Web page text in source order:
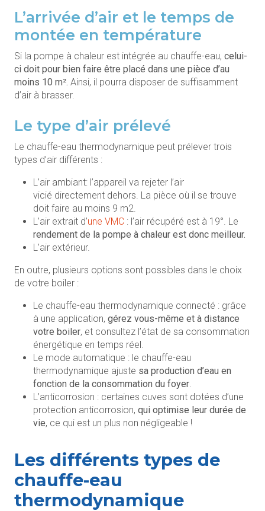
L’arrivée d’air et le temps de
montée en température
Si la pompe à chaleur est intégrée au chauffe-eau, celui-
ci doit pour bien faire être placé dans une pièce d’au
moins 10 m². Ainsi, il pourra disposer de suffisamment
d’air à brasser.
Le type d’air prélevé
Le chauffe-eau thermodynamique peut prélever trois
types d’air différents :
L’air ambiant: l’appareil va rejeter l’air
vicié directement dehors. La pièce où il se trouve
doit faire au moins 9 m2.
L’air extrait d’une VMC : l’air récupéré est à 19°. Le
rendement de la pompe à chaleur est donc meilleur.
L’air extérieur.
En outre, plusieurs options sont possibles dans le choix
de votre boiler :
Le chauffe-eau thermodynamique connecté : grâce
à une application, gérez vous-même et à distance
votre boiler, et consultez l’état de sa consommation
énergétique en temps réel.
Le mode automatique : le chauffe-eau
thermodynamique ajuste sa production d’eau en
fonction de la consommation du foyer.
L’anticorrosion : certaines cuves sont dotées d’une
protection anticorrosion, qui optimise leur durée de
vie, ce qui est un plus non négligeable !
Les différents types de
chauffe-eau
thermodynamique